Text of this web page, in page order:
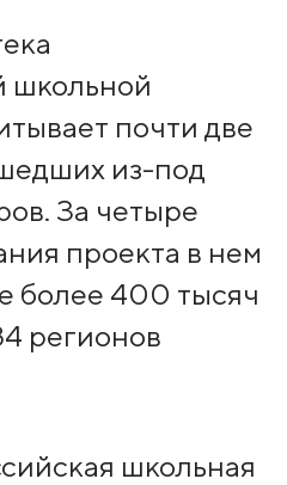
школьной
почти две
из-под
За четыре
проекта в нем
более 400 тысяч
регионов
школьная